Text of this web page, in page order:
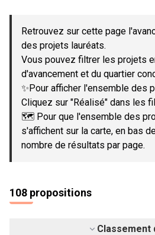
−
Retrouvez sur cette page
des projets lauréats.
Vous pouvez filtrer les projets
d'avancement et du quartier
✨Pour afficher l'ensemble des
Cliquez sur "Réalisé" dans les
🗺️ Pour que l'ensemble des
s'affichent sur la carte, en bas
nombre de résultats par page.
108 propositions
Classement